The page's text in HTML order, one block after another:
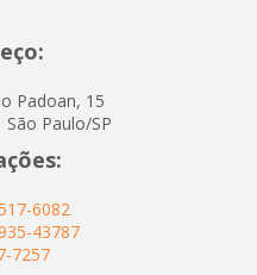
Padoan, 15
Paulo/SP
6082
43787
7257